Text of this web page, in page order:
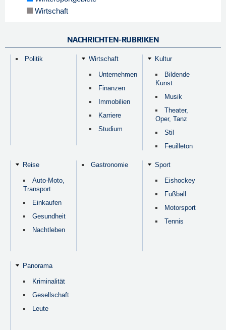
Wirtschaft
NACHRICHTEN-RUBRIKEN
Politik Wirtschaft
Unternehmen
Finanzen
Immobilien
Karriere
Studium
Kultur
Bildende
Kunst
Musik
Theater,
Oper, Tanz
Stil
Feuilleton
Reise
Auto-Moto,
Transport
Einkaufen
Gesundheit
Nachtleben
Gastronomie Sport
Eishockey
Fußball
Motorsport
Tennis
Panorama
Kriminalität
Gesellschaft
Leute